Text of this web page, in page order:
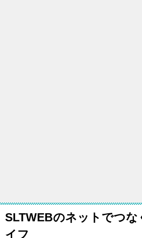
SLTWEBのネットでつな
イフ